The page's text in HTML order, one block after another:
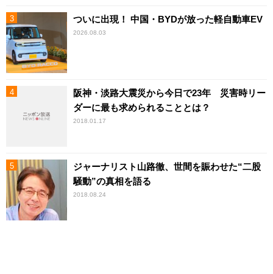
ついに出現！ 中国・BYDが放った軽自動車EV
2026.08.03
阪神・淡路大震災から今日で23年 災害時リー
ダーに最も求められることとは？
2018.01.17
ジャーナリスト山路徹、世間を賑わせた“二股
騒動”の真相を語る
2018.08.24